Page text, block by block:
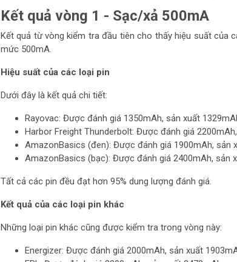
Kết quả vòng 1 - Sạc/xả 500mA
Kết quả từ vòng kiểm tra đầu tiên cho thấy hiệu suất của
mức 500mA.
Hiệu suất của các loại pin
Dưới đây là kết quả chi tiết:
Rayovac: Được đánh giá 1350mAh, sản xuất
Harbor Freight Thunderbolt: Được đánh giá
AmazonBasics (đen): Được đánh giá 1900mAh, sản
AmazonBasics (bạc): Được đánh giá 2400mAh, sản
Tất cả các pin đều đạt hơn 95% dung lượng đánh giá.
Kết quả của các loại pin khác
Những loại pin khác cũng được kiểm tra trong vòng này:
Energizer: Được đánh giá 2000mAh, sản xuất